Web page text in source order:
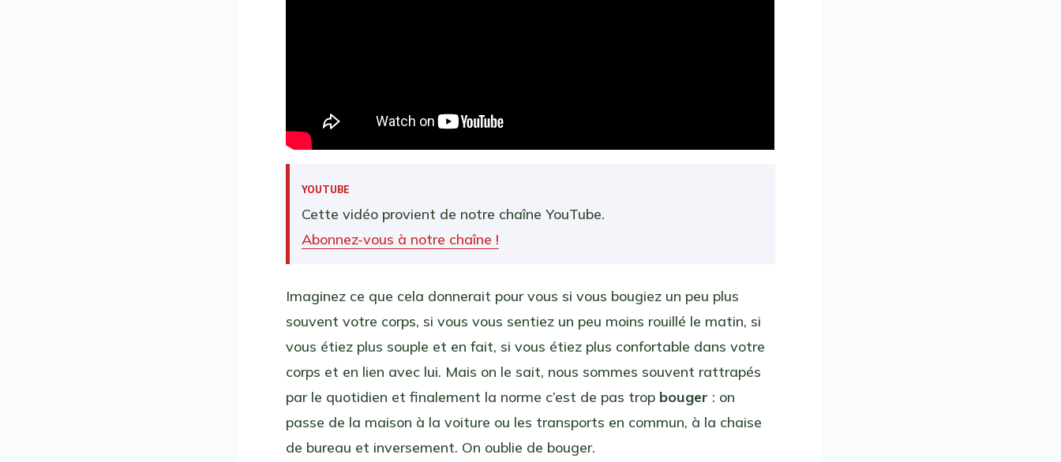
YOUTUBE
Cette vidéo provient de notre chaîne YouTube.
Abonnez-vous à notre chaîne !
Imaginez ce que cela donnerait pour vous si vous bougiez un peu plus
souvent votre corps, si vous vous sentiez un peu moins rouillé le matin, si
vous étiez plus souple et en fait, si vous étiez plus confortable dans votre
corps et en lien avec lui. Mais on le sait, nous sommes souvent rattrapés
par le quotidien et finalement la norme c’est de pas trop bouger : on
passe de la maison à la voiture ou les transports en commun, à la chaise
de bureau et inversement. On oublie de bouger.